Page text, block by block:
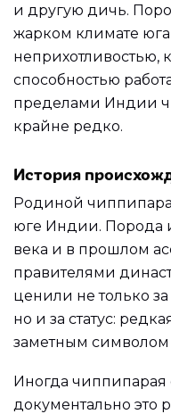
и другую дичь.
жарком климате
неприхотливостью,
способностью
пределами Индии
крайне редко.
История
Родиной
юге Индии. Порода
века и в прошлом
правителями
ценили не только
но и за статус:
заметным символом
Иногда чиппипарая
документально это